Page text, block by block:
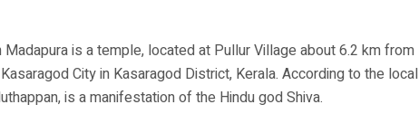
is a temple, located at Pullur Village about 6.2 km from
City in Kasaragod District, Kerala. According to the local
is a manifestation of the Hindu god Shiva.